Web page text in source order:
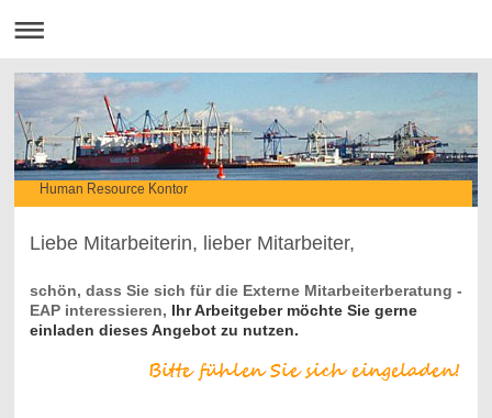
Human Resource Kontor
Liebe Mitarbeiterin, lieber Mitarbeiter,
schön, dass Sie sich für die Externe Mitarbeiterberatung -
EAP interessieren, I hr Arbeitgeber möchte Sie gerne
einladen dieses Angebot zu nutzen.